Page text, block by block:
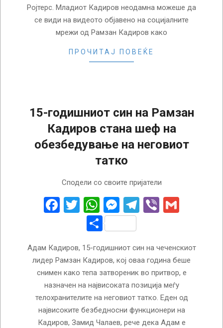
Ројтерс. Младиот Кадиров неодамна можеше да
се види на видеото објавено на социјалните
мрежи од Рамзан Кадиров како
ПРОЧИТАЈ ПОВЕЌЕ
15-годишниот син на Рамзан
Кадиров стана шеф на
обезбедување на неговиот
татко
Сподели со своите пријатели
Facebook
Twitter
WhatsApp
Messenger
Telegram
Viber
Share
Адам Кадиров, 15-годишниот син на чеченскиот
лидер Рамзан Кадиров, кој оваа година беше
снимен како тепа затвореник во притвор, е
назначен на највисоката позиција меѓу
телохранителите на неговиот татко. Еден од
највисоките безбедносни функционери на
Кадиров, Замид Чалаев, рече дека Адам е